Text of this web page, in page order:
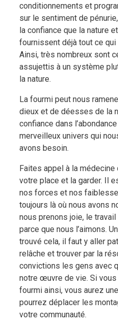
conditionnements et
sur le sentiment de
la confiance que la nature
fournissent déjà tout ce
Ainsi, très nombreux sont
assujettis à un système
la nature.
La fourmi peut nous
dieux et de déesses de la
confiance dans
merveilleux univers qui
avons besoin.
Faites appel à la
votre place et la garder. Il
nos forces et nos
toujours là où nous avons
nous prenons joie, le travail
parce que nous l’aimons.
trouvé cela, il faut y aller
relâche et trouver par la
convictions les gens avec
notre œuvre de vie. Si
fourmi ainsi, vous aurez
pourrez déplacer les
votre communauté.